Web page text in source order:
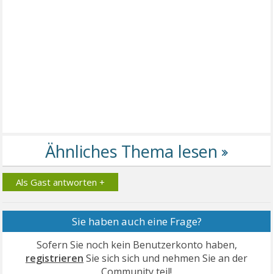
Als Gast antworten +
Sie haben auch eine Frage?
Sofern Sie noch kein Benutzerkonto haben,
registrieren Sie sich sich und nehmen Sie an der